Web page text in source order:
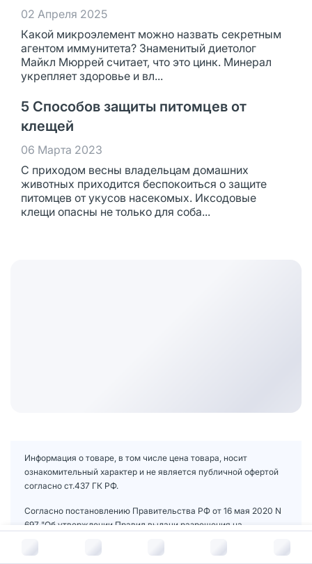
В корзину за
02 Апреля 2025
Какой микроэлемент можно назвать секретным
агентом иммунитета? Знаменитый диетолог
Майкл Мюррей считает, что это цинк. Минерал
укрепляет здоровье и вл...
5 Способов защиты питомцев от
клещей
06 Марта 2023
С приходом весны владельцам домашних
животных приходится беспокоиться о защите
питомцев от укусов насекомых. Иксодовые
клещи опасны не только для соба...
Информация о товаре, в том числе цена товара, носит
ознакомительный характер и не является публичной офертой
согласно ст.437 ГК РФ.
Согласно постановлению Правительства РФ от 16 мая 2020 N
697 "Об утверждении Правил выдачи разрешения на
препаратами для медицинского применения дистанционным